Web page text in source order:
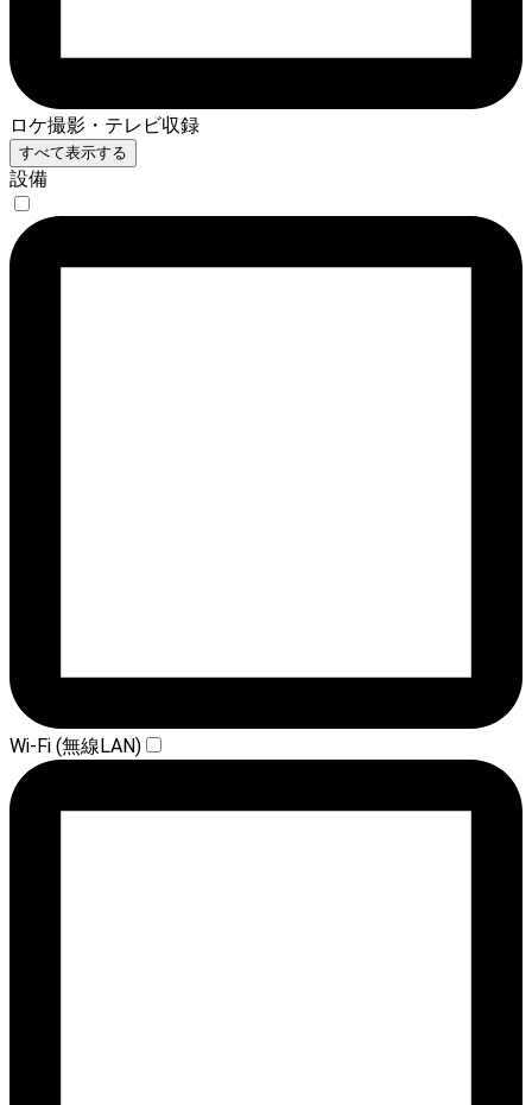
ロケ撮影・テレビ収録
すべて表示する
設備
Wi-Fi (無線LAN)